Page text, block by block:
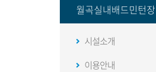
월곡실내배드민턴장
시설소개
이용안내